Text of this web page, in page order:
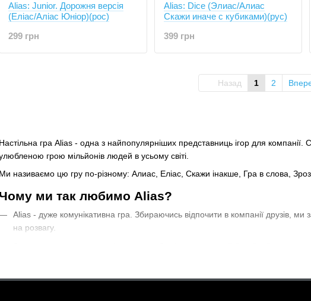
Настільна гра Alias ​​- одна з найпопулярніших представниць ігор для компанії.
грою мільйонів людей в усьому світі.
Ми називаємо цю гру по-різному: Алиас, Еліас, Скажи інакше, Гра в слова,
Чому ми так любимо Alias?
Alias ​​- дуже комунікативна гра. Збираючись відпочити в компанії друзів,
на розвагу.
Гра Alias ​​вчить нас розуміти один одного буквально з півслова. Доводиться
Alias: Junior. Дорожня версія
(Еліас/Аліас Юніор)(рос)
299 грн
Alias: Dice (Элиас/Алиас
Скажи иначе с кубиками)(рус)
399 грн
Назад 1 2